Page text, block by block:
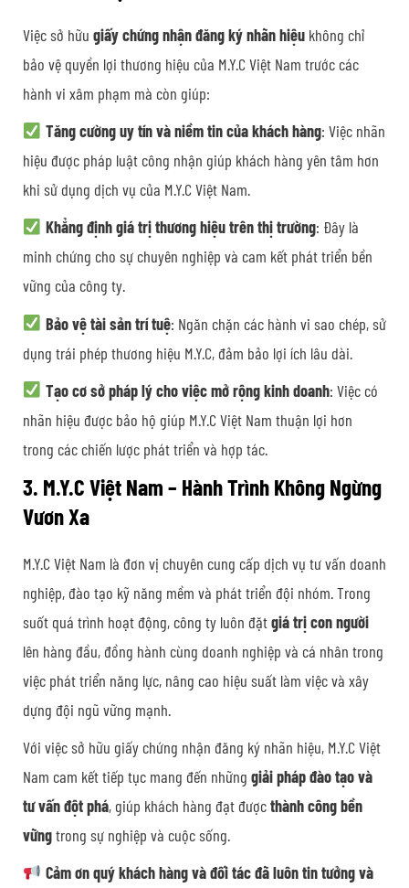
Việc sở hữu giấy chứng nhận đăng ký nhãn hiệukhông chỉ
bảo vệ quyền lợi thương hiệu của M.Y.C Việt Nam trước các
hành vi xâm phạm mà còn giúp:
Tăng cường uy tín và niềm tin của khách hàng: Việc nhãn
hiệu được pháp luật công nhận giúp khách hàng yên tâm hơn
khi sử dụng dịch vụ của M.Y.C Việt Nam.
Khẳng định giá trị thương hiệu trên thị trường: Đây là
minh chứng cho sự chuyên nghiệp và cam kết phát triển bền
vững của công ty.
Bảo vệ tài sản trí tuệ: Ngăn chặn các hành vi sao chép, sử
dụng trái phép thương hiệu M.Y.C, đảm bảo lợi ích lâu dài.
Tạo cơ sở pháp lý cho việc mở rộng kinh doanh: Việc có
nhãn hiệu được bảo hộ giúp M.Y.C Việt Nam thuận lợi hơn
trong các chiến lược phát triển và hợp tác.
3. M.Y.C Việt Nam – Hành Trình Không Ngừng
Vươn Xa
M.Y.C Việt Nam là đơn vị chuyên cung cấp dịch vụ tư vấn doanh
nghiệp, đào tạo kỹ năng mềm và phát triển đội nhóm. Trong
suốt quá trình hoạt động, công ty luôn đặtgiá trị con người
lên hàng đầu, đồng hành cùng doanh nghiệp và cá nhân trong
việc phát triển năng lực, nâng cao hiệu suất làm việc và xây
dựng đội ngũ vững mạnh.
Với việc sở hữu giấy chứng nhận đăng ký nhãn hiệu, M.Y.C Việt
Nam cam kết tiếp tục mang đến những giải pháp đào tạo và
tư vấn đột phá, giúp khách hàng đạt đượcthành công bền
vữngtrong sự nghiệp và cuộc sống.
Cảm ơn quý khách hàng và đối tác đã luôn tin tưởng và